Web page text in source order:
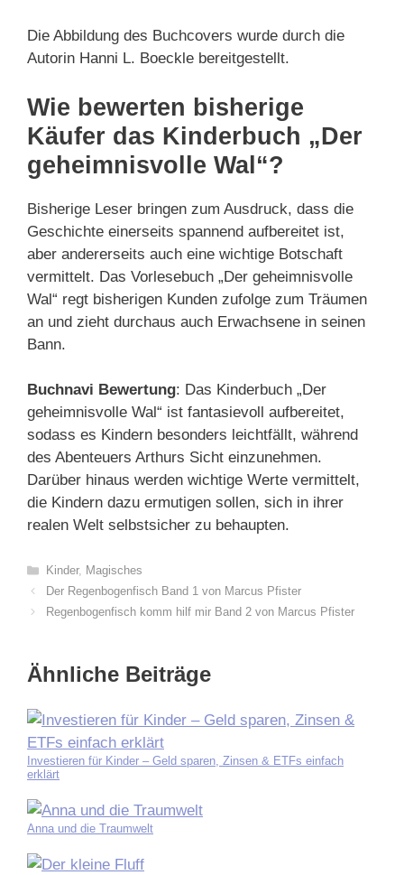
Die Abbildung des Buchcovers wurde durch die
Autorin Hanni L. Boeckle bereitgestellt.
Wie bewerten bisherige
Käufer das Kinderbuch „Der
geheimnisvolle Wal“?
Bisherige Leser bringen zum Ausdruck, dass die
Geschichte einerseits spannend aufbereitet ist,
aber andererseits auch eine wichtige Botschaft
vermittelt. Das Vorlesebuch „Der geheimnisvolle
Wal“ regt bisherigen Kunden zufolge zum Träumen
an und zieht durchaus auch Erwachsene in seinen
Bann.
Buchnavi Bewertung: Das Kinderbuch „Der
geheimnisvolle Wal“ ist fantasievoll aufbereitet,
sodass es Kindern besonders leichtfällt, während
des Abenteuers Arthurs Sicht einzunehmen.
Darüber hinaus werden wichtige Werte vermittelt,
die Kindern dazu ermutigen sollen, sich in ihrer
realen Welt selbstsicher zu behaupten.
Kategorien
Kinder, Magisches
Der Regenbogenfisch Band 1 von Marcus Pfister
Regenbogenfisch komm hilf mir Band 2 von Marcus Pfister
Ähnliche Beiträge
Investieren für Kinder – Geld sparen, Zinsen & ETFs einfach
erklärt
Anna und die Traumwelt